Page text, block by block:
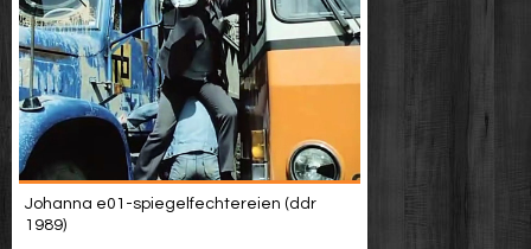
Johanna e01-spiegelfechtereien (ddr
1989)